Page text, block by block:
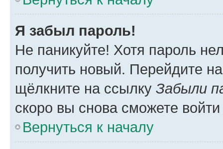
Я забыл пароль!
Не паникуйте! Хотя пароль
получить новый. Перейдите
щёлкните на ссылку Забыли
скоро вы снова сможете
Вернуться к началу